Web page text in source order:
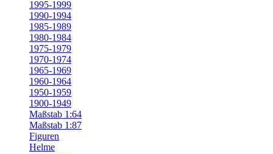
1995-1999
1990-1994
1985-1989
1980-1984
1975-1979
1970-1974
1965-1969
1960-1964
1950-1959
1900-1949
Maßstab 1:64
Maßstab 1:87
Figuren
Helme